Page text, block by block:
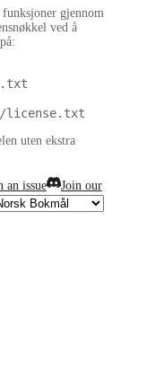
funksjoner gjennom
ved å
license.txt
uten ekstra
an issue
Join our